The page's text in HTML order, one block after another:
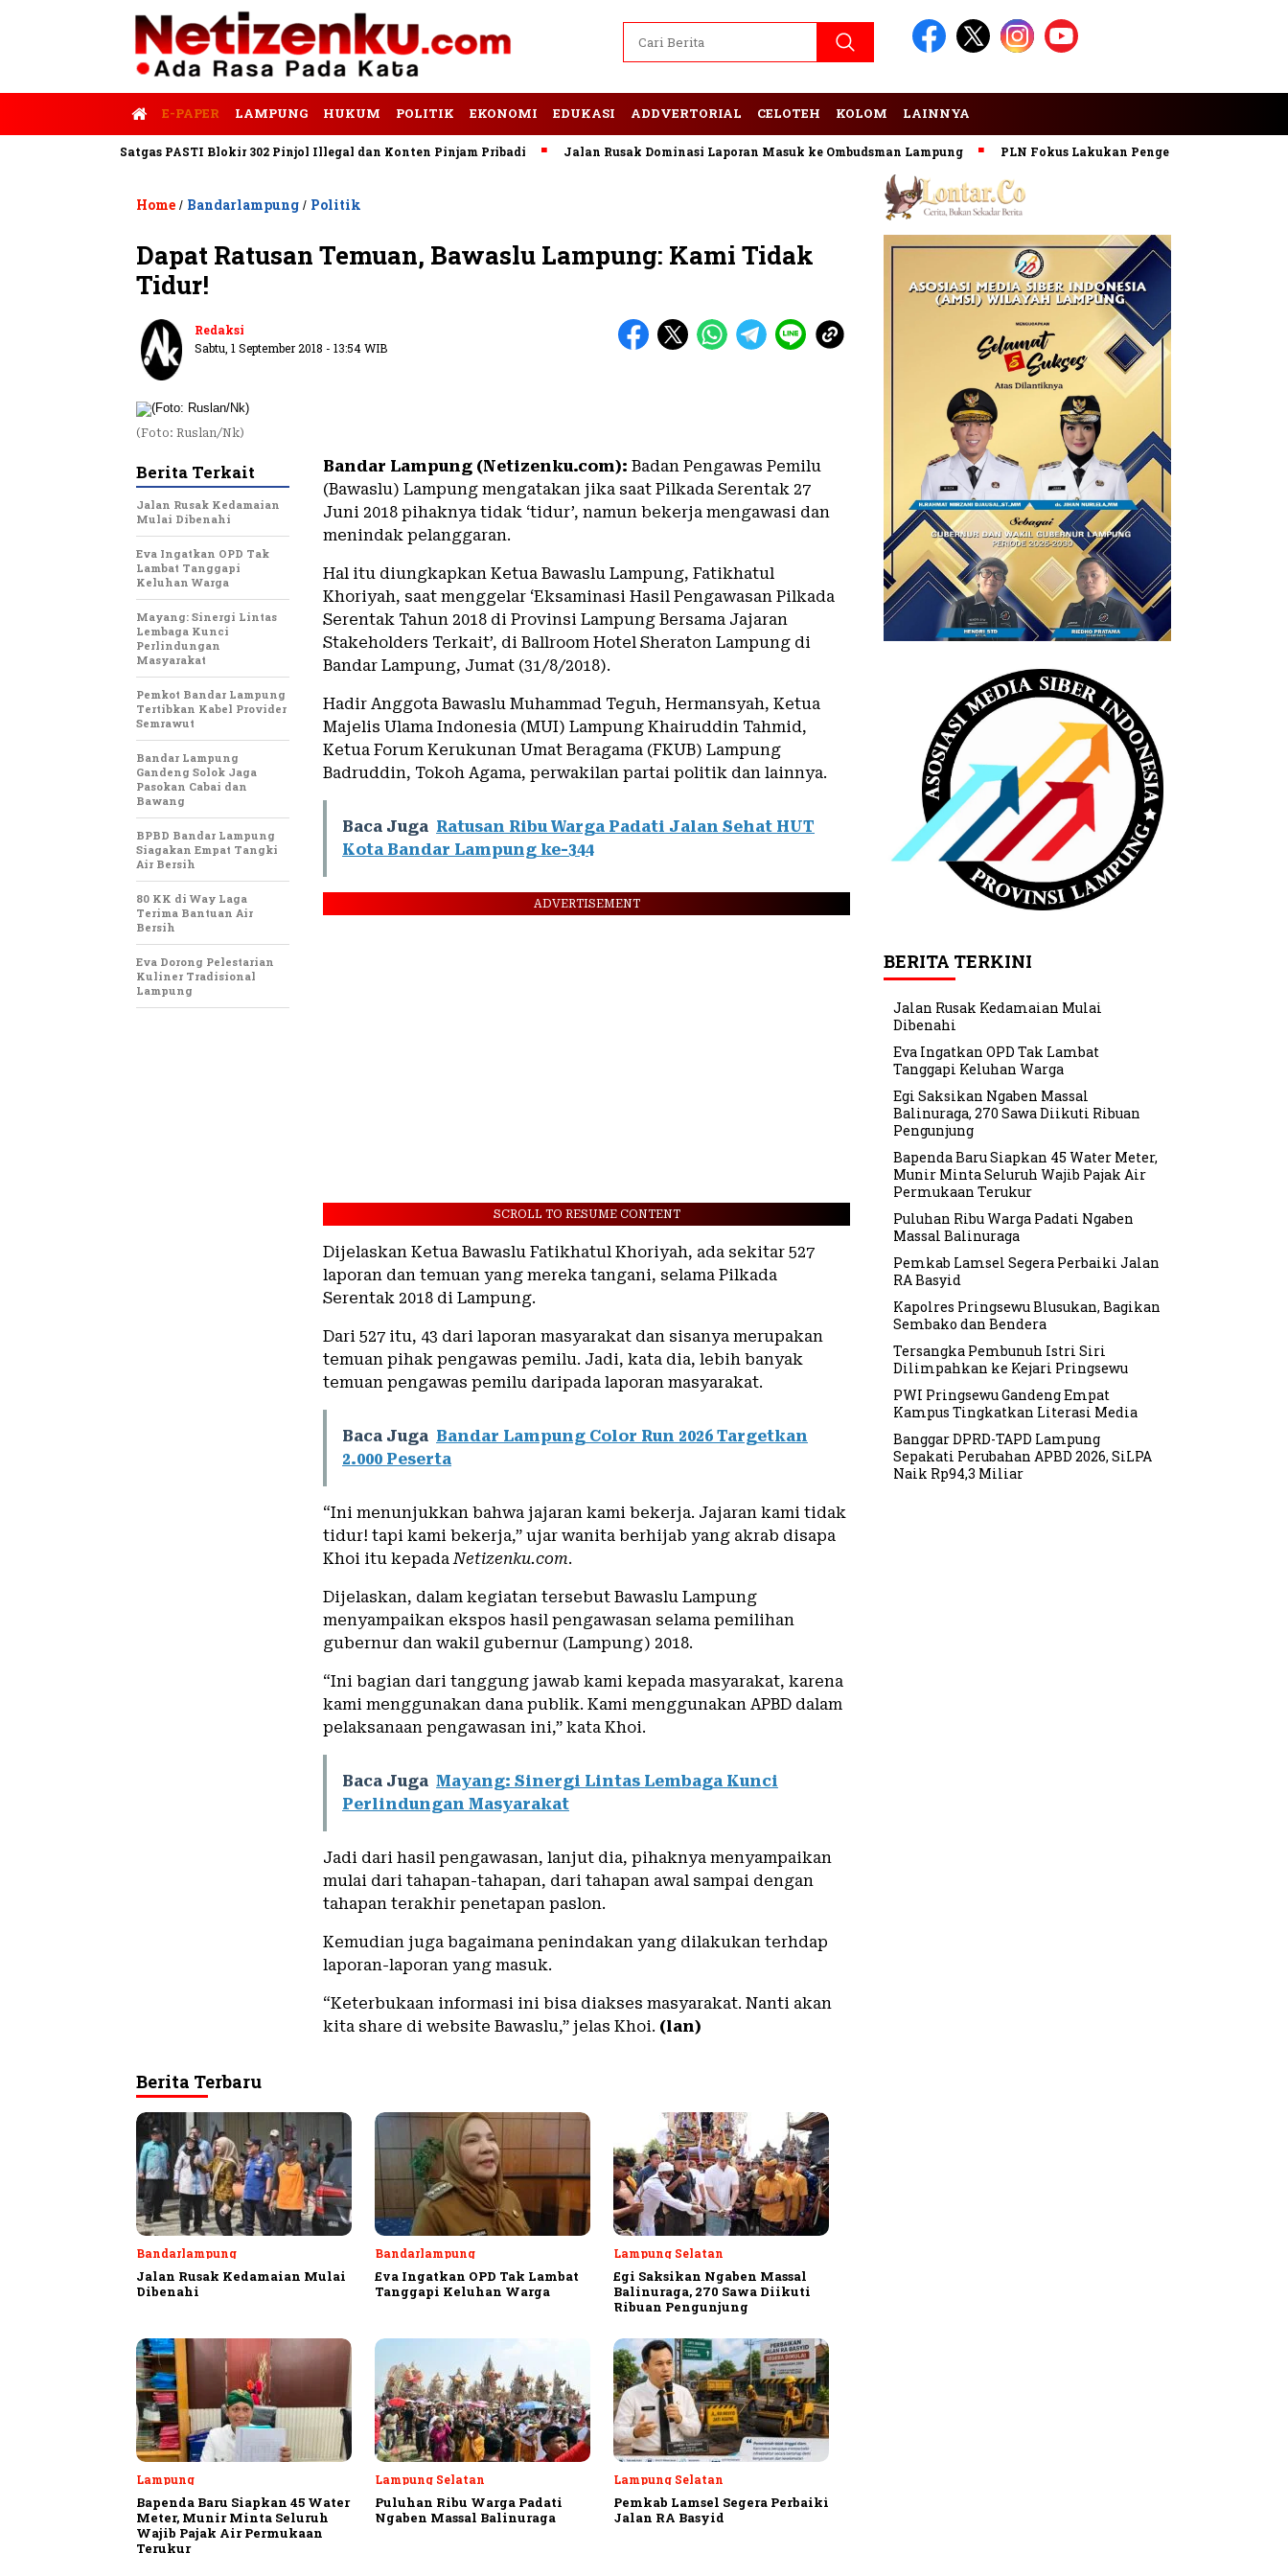
E-PAPER LAMPUNG HUKUM POLITIK EKONOMI EDUKASI ADDVERTORIAL CELOTEH KOLOM LAINNYA
Satgas PASTI Blokir 302 Pinjol Illegal dan Konten Pinjam Pribadi Jalan Rusak Dominasi Laporan Masuk ke Ombudsman Lampung PLN Fokus Lakukan Pengembangan Pembangkit
Home / Bandarlampung / Politik
Dapat Ratusan Temuan, Bawaslu Lampung: Kami Tidak
Tidur!
Redaksi
Sabtu, 1 September 2018 - 13:54 WIB
(Foto: Ruslan/Nk)
Bandar Lampung (Netizenku.com): Badan Pengawas Pemilu
(Bawaslu) Lampung mengatakan jika saat Pilkada Serentak 27
Juni 2018 pihaknya tidak ‘tidur’, namun bekerja mengawasi dan
menindak pelanggaran.
Hal itu diungkapkan Ketua Bawaslu Lampung, Fatikhatul
Khoriyah, saat menggelar ‘Eksaminasi Hasil Pengawasan Pilkada
Serentak Tahun 2018 di Provinsi Lampung Bersama Jajaran
Stakeholders Terkait’, di Ballroom Hotel Sheraton Lampung di
Bandar Lampung, Jumat (31/8/2018).
Hadir Anggota Bawaslu Muhammad Teguh, Hermansyah, Ketua
Majelis Ulama Indonesia (MUI) Lampung Khairuddin Tahmid,
Ketua Forum Kerukunan Umat Beragama (FKUB) Lampung
Badruddin, Tokoh Agama, perwakilan partai politik dan lainnya.
Baca Juga Ratusan Ribu Warga Padati Jalan Sehat HUT
Kota Bandar Lampung ke-344
ADVERTISEMENT
SCROLL TO RESUME CONTENT
Dijelaskan Ketua Bawaslu Fatikhatul Khoriyah, ada sekitar 527
laporan dan temuan yang mereka tangani, selama Pilkada
Serentak 2018 di Lampung.
Dari 527 itu, 43 dari laporan masyarakat dan sisanya merupakan
temuan pihak pengawas pemilu. Jadi, kata dia, lebih banyak
temuan pengawas pemilu daripada laporan masyarakat.
Baca Juga Bandar Lampung Color Run 2026 Targetkan
2.000 Peserta
“Ini menunjukkan bahwa jajaran kami bekerja. Jajaran kami tidak
tidur! tapi kami bekerja,” ujar wanita berhijab yang akrab disapa
Khoi itu kepadaNetizenku.com.
Dijelaskan, dalam kegiatan tersebut Bawaslu Lampung
menyampaikan ekspos hasil pengawasan selama pemilihan
gubernur dan wakil gubernur (Lampung) 2018.
“Ini bagian dari tanggung jawab kami kepada masyarakat, karena
kami menggunakan dana publik. Kami menggunakan APBD dalam
pelaksanaan pengawasan ini,” kata Khoi.
Baca Juga Mayang: Sinergi Lintas Lembaga Kunci
Perlindungan Masyarakat
Jadi dari hasil pengawasan, lanjut dia, pihaknya menyampaikan
mulai dari tahapan-tahapan, dari tahapan awal sampai dengan
tahapan terakhir penetapan paslon.
Kemudian juga bagaimana penindakan yang dilakukan terhdap
laporan-laporan yang masuk.
“Keterbukaan informasi ini bisa diakses masyarakat. Nanti akan
kita share di website Bawaslu,” jelas Khoi. (lan)
Berita Terkait
Jalan Rusak Kedamaian
Mulai Dibenahi
Eva Ingatkan OPD Tak
Lambat Tanggapi
Keluhan Warga
Mayang: Sinergi Lintas
Lembaga Kunci
Perlindungan
Masyarakat
Pemkot Bandar Lampung
Tertibkan Kabel Provider
Semrawut
Bandar Lampung
Gandeng Solok Jaga
Pasokan Cabai dan
Bawang
BPBD Bandar Lampung
Siagakan Empat Tangki
Air Bersih
80 KK di Way Laga
Terima Bantuan Air
Bersih
Eva Dorong Pelestarian
Kuliner Tradisional
Lampung
Berita Terbaru
Bandarlampung
Jalan Rusak Kedamaian Mulai
Dibenahi
Bandarlampung
Eva Ingatkan OPD Tak Lambat
Tanggapi Keluhan Warga
Lampung Selatan
Egi Saksikan Ngaben Massal
Balinuraga, 270 Sawa Diikuti
Ribuan Pengunjung
Lampung
Bapenda Baru Siapkan 45 Water
Meter, Munir Minta Seluruh
Wajib Pajak Air Permukaan
Terukur
Lampung Selatan
Puluhan Ribu Warga Padati
Ngaben Massal Balinuraga
Lampung Selatan
Pemkab Lamsel Segera Perbaiki
Jalan RA Basyid
BERITA TERKINI
Jalan Rusak Kedamaian Mulai
Dibenahi
Eva Ingatkan OPD Tak Lambat
Tanggapi Keluhan Warga
Egi Saksikan Ngaben Massal
Balinuraga, 270 Sawa Diikuti Ribuan
Pengunjung
Bapenda Baru Siapkan 45 Water Meter,
Munir Minta Seluruh Wajib Pajak Air
Permukaan Terukur
Puluhan Ribu Warga Padati Ngaben
Massal Balinuraga
Pemkab Lamsel Segera Perbaiki Jalan
RA Basyid
Kapolres Pringsewu Blusukan, Bagikan
Sembako dan Bendera
Tersangka Pembunuh Istri Siri
Dilimpahkan ke Kejari Pringsewu
PWI Pringsewu Gandeng Empat
Kampus Tingkatkan Literasi Media
Banggar DPRD-TAPD Lampung
Sepakati Perubahan APBD 2026, SiLPA
Naik Rp94,3 Miliar